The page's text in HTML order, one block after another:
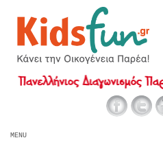
MENU